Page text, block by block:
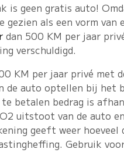
is geen gratis auto!
gezien als een vorm van
dan 500 KM per jaar
verschuldigd.
KM per jaar privé met
de auto optellen bij het
betalen bedrag is
uitstoot van de auto
geeft weer
Gebruik